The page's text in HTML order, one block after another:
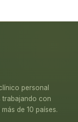
personal
trabajando con
de 10 países.